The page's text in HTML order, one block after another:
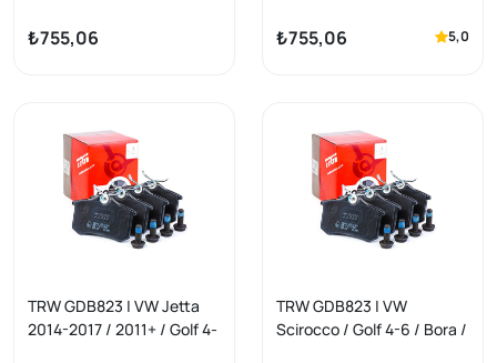
Takımı
₺755,06
GDB1330
₺755,06 5,0
TRW GDB823 | VW Jetta
2014-2017 / 2011+ / Golf 4-
TRW GDB823 | VW
Scirocco / Golf 4-6 / Bora /